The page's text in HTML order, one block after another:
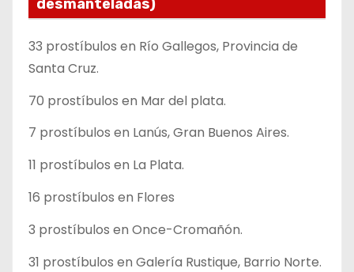
desmanteladas)
33 prostíbulos en Río Gallegos, Provincia de
Santa Cruz.
70 prostíbulos en Mar del plata.
7 prostíbulos en Lanús, Gran Buenos Aires.
11 prostíbulos en La Plata.
16 prostíbulos en Flores
3 prostíbulos en Once-Cromañón.
31 prostíbulos en Galería Rustique, Barrio Norte.